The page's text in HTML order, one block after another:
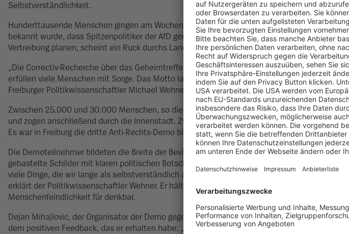
Selbstverständlichkeit.
Hunderttausende Menschen gingen am Wochenende bundesweit gegen rechts und für die
bekannt wurde, dass Spitzenpolitiker der AfD gemeinsam mit Verbündeten ein ethnisch
Vertreibung planen, scheint ein Ruck durchs Land zu gehen.
„Die Correctiv-Recherche über das Geheimtreffen in Potsdam, die hohen Umfragewerte für
erfüllen viele Menschen mit Sorge. Das Motto lautet: Lieber jetzt die Stimme erheben, bevor
Freiburger Politikwissenschaftler Michael Wehner gegenüber dem Wochenbericht.
Zwischen 25.000 und 30.000 Menschen, so die Schätzungen, versammelten sich allein am
und zogen anschließend durch die Innenstadt. Zwischenfälle gab es keine. Die Botschaft:
Es war in Freiburg die dritte Anti-Rechts-Demo binnen weniger Tage.
Die Demoteilnehmer bildeten die Breite der Bevölkerung ab: von Studenten, über junge
gebastelte Schilder mit klaren politischen Botschaften mitgebracht. „Im 75. Jahr des
viele Dinge, die wir lange als selbstverständlich angesehen haben, auf dem Spiel stehen
erklärt der Politikwissenschaftler Wehner. Er hält die Entstehung einer dauerhaften sozialen
Menschenfeindlichkeit für denkbar.
Dejan Mihajlovic, der Organisator der Demo gegen Rechtsextremismus vom Sonntag,
dem positiven Feedback, das er erhalten habe: „Viele haben Hoffnung und Mut geschöpft: